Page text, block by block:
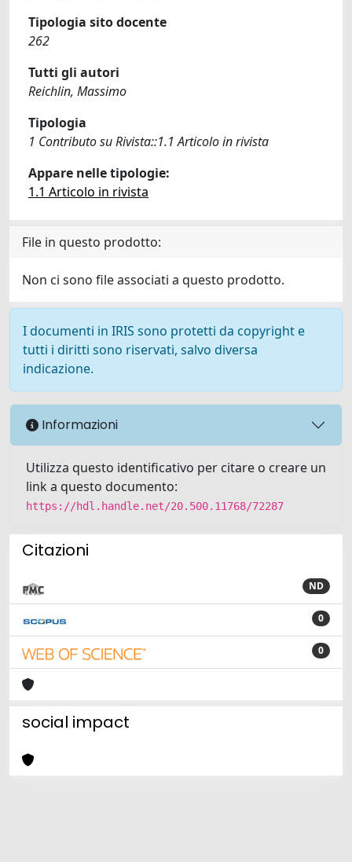
Tipologia sito docente
262
Tutti gli autori
Reichlin, Massimo
Tipologia
1 Contributo su Rivista::1.1 Articolo in rivista
Appare nelle tipologie:
1.1 Articolo in rivista
File in questo prodotto:
Non ci sono file associati a questo prodotto.
I documenti in IRIS sono protetti da copyright e
tutti i diritti sono riservati, salvo diversa
indicazione.
Informazioni
Utilizza questo identificativo per citare o creare un
link a questo documento:
https://hdl.handle.net/20.500.11768/72287
Citazioni
ND
0
0
social impact